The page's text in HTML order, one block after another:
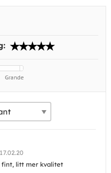
fint, litt mer kvalitet